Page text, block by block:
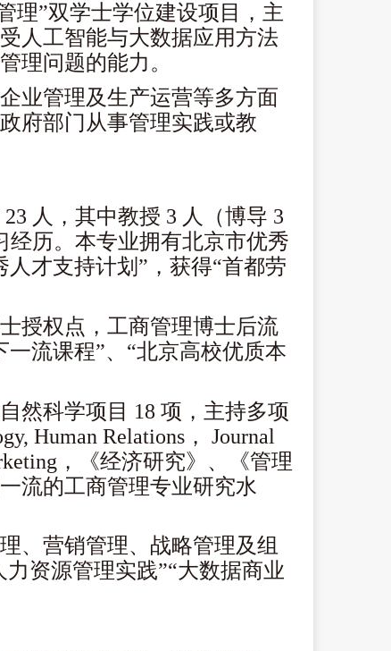
理”双学士学位建设项目，主
人工智能与大数据应用方法
理问题的能力。
业管理及生产运营等多方面
府部门从事管理实践或教
人，其中教授 3 人（博导 3
经历。本专业拥有北京市优秀
才支持计划”，获得“首都劳
授权点，工商管理博士后流
流课程”、“北京高校优质本
然科学项目 18 项，主持多项
Human Relations， Journal
，《经济研究》、《管理
流的工商管理专业研究水
、营销管理、战略管理及组
资源管理实践”“大数据商业